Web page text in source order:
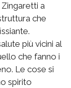
a
che
più vicini al
che fanno i
Le cose si
spirito